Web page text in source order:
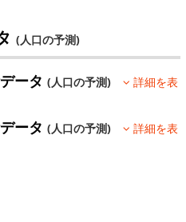
(人口の予測)
ータ(人口の予測)
詳細を表
ータ(人口の予測)
詳細を表